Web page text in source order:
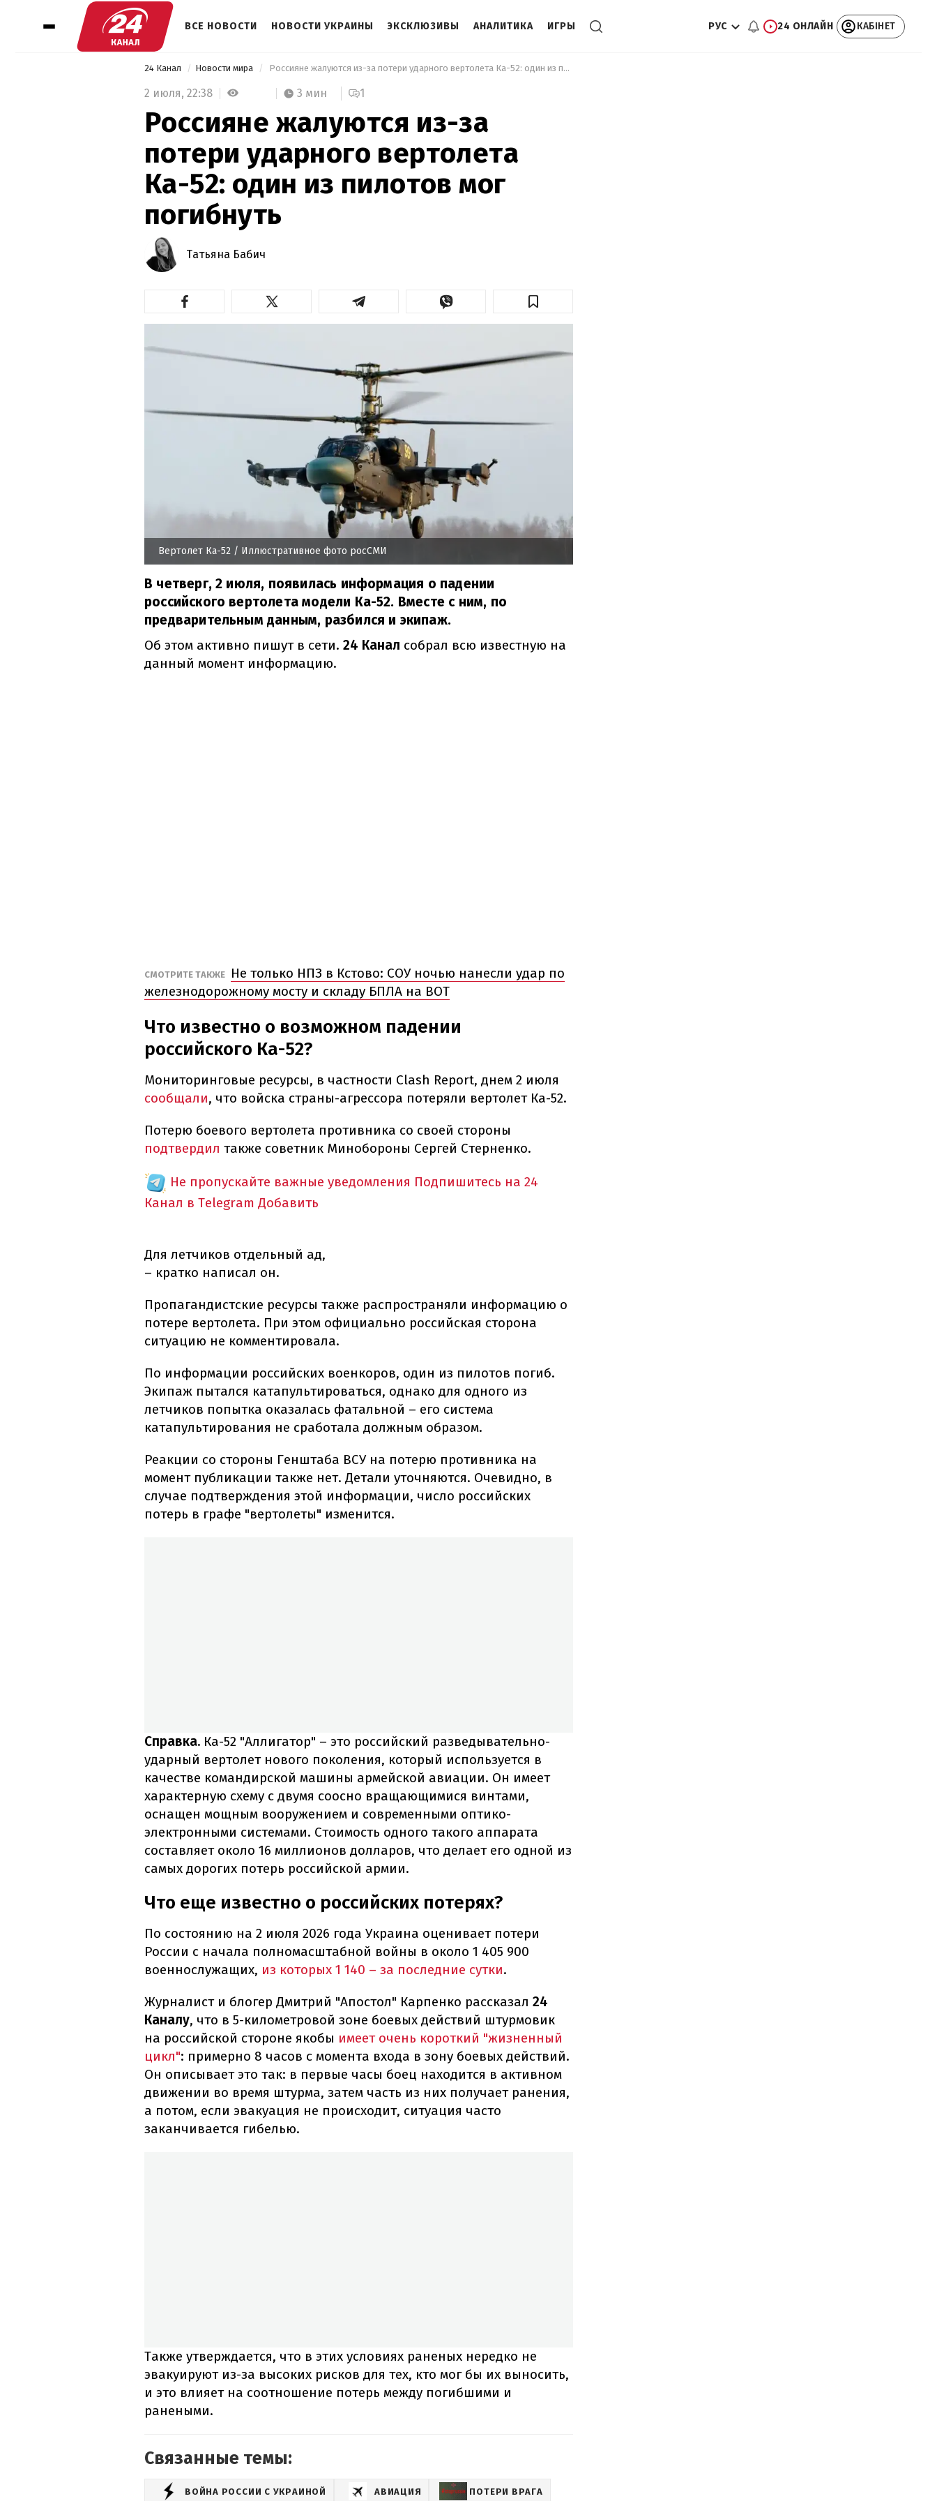
ВСЕ НОВОСТИ НОВОСТИ УКРАИНЫ ЭКСКЛЮЗИВЫ АНАЛИТИКА ИГРЫ РУС 24 ОНЛАЙН КАБІНЕТ
24 Канал Новости мира Россияне жалуются из-за потери ударного вертолета Ка-52: один из пилотов мог погибнуть
2 июля, 22:38 3 мин 1
Россияне жалуются из-за
потери ударного вертолета
Ка-52: один из пилотов мог
погибнуть
Татьяна Бабич
Вертолет Ка-52 / Иллюстративное фото росСМИ
В четверг, 2 июля, появилась информация о падении
российского вертолета модели Ка-52. Вместе с ним, по
предварительным данным, разбился и экипаж.
Об этом активно пишут в сети. 24 Канал собрал всю известную на
данный момент информацию.
СМОТРИТЕ ТАКЖЕ
Не только НПЗ в Кстово: СОУ ночью нанесли удар по
железнодорожному мосту и складу БПЛА на ВОТ
Что известно о возможном падении
российского Ка-52?
Мониторинговые ресурсы, в частности Clash Report, днем 2 июля
сообщали, что войска страны-агрессора потеряли вертолет Ка-52.
Потерю боевого вертолета противника со своей стороны
подтвердил также советник Минобороны Сергей Стерненко.
Не пропускайте важные уведомления Подпишитесь на 24
Канал в Telegram Добавить
Для летчиков отдельный ад,
– кратко написал он.
Пропагандистские ресурсы также распространяли информацию о
потере вертолета. При этом официально российская сторона
ситуацию не комментировала.
По информации российских военкоров, один из пилотов погиб.
Экипаж пытался катапультироваться, однако для одного из
летчиков попытка оказалась фатальной – его система
катапультирования не сработала должным образом.
Реакции со стороны Генштаба ВСУ на потерю противника на
момент публикации также нет. Детали уточняются. Очевидно, в
случае подтверждения этой информации, число российских
потерь в графе "вертолеты" изменится.
Справка. Ка-52 "Аллигатор" – это российский разведывательно-
ударный вертолет нового поколения, который используется в
качестве командирской машины армейской авиации. Он имеет
характерную схему с двумя соосно вращающимися винтами,
оснащен мощным вооружением и современными оптико-
электронными системами. Стоимость одного такого аппарата
составляет около 16 миллионов долларов, что делает его одной из
самых дорогих потерь российской армии.
Что еще известно о российских потерях?
По состоянию на 2 июля 2026 года Украина оценивает потери
России с начала полномасштабной войны в около 1 405 900
военнослужащих, из которых 1 140 – за последние сутки.
Журналист и блогер Дмитрий "Апостол" Карпенко рассказал 24
Каналу, что в 5-километровой зоне боевых действий штурмовик
на российской стороне якобы имеет очень короткий "жизненный
цикл": примерно 8 часов с момента входа в зону боевых действий.
Он описывает это так: в первые часы боец находится в активном
движении во время штурма, затем часть из них получает ранения,
а потом, если эвакуация не происходит, ситуация часто
заканчивается гибелью.
Также утверждается, что в этих условиях раненых нередко не
эвакуируют из-за высоких рисков для тех, кто мог бы их выносить,
и это влияет на соотношение потерь между погибшими и
ранеными.
Связанные темы:
ВОЙНА РОССИИ С УКРАИНОЙ АВИАЦИЯ ПОТЕРИ ВРАГА